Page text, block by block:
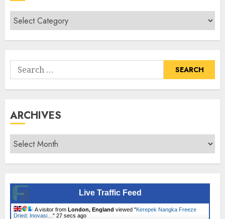
Cari
Senarai
Tumbuhan
Search
for:
ARCHIVES
Archives
Live Traffic Feed
A visitor from London, England viewed "Kerepek Nangka Freeze
Dried: Inovasi… " 28 secs ago